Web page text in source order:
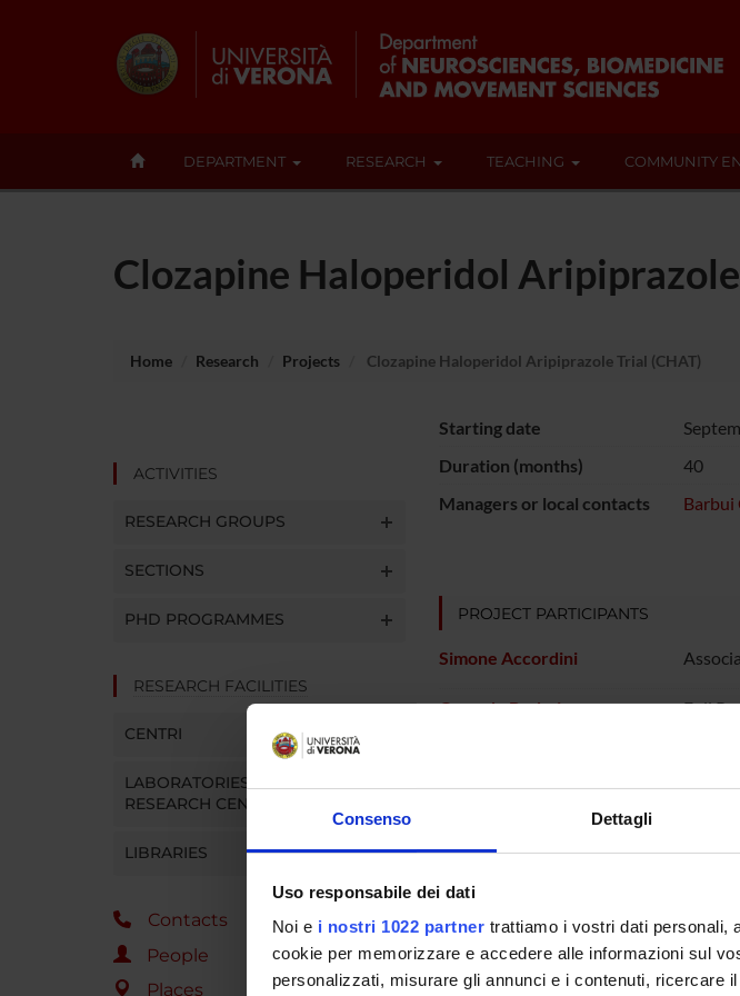
Consenso Dettagli
Uso responsabile dei dati
Noi e i nostri 1022 partner trattiamo i vostri dati personali,
cookie per memorizzare e accedere alle informazioni sul
personalizzati, misurare gli annunci e i contenuti, ricercare
DEPARTMENT RESEARCH TEACHING COMMUNITY
Clozapine Haloperidol
Home Research Projects Clozapine Haloperidol Aripiprazole Trial (CHAT)
ACTIVITIES
RESEARCH GROUPS
SECTIONS
PHD PROGRAMMES
RESEARCH FACILITIES
CENTRI
LABORATORIES AND
RESEARCH CENTRES
LIBRARIES
Contacts
People
Places
Starting date
Duration (months)
40
Managers or local contacts
Barbui
PROJECT PARTICIPANTS
Simone Accordini
Corrado Barbui Full
Psychiatry
SECTIONS